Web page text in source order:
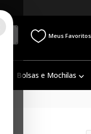
Meus Favoritos
Bolsas e Mochilas